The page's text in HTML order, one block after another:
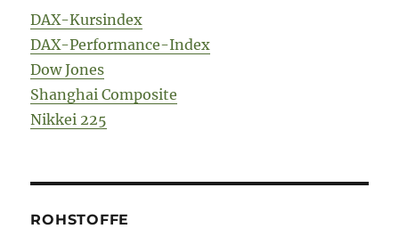
DAX-Kursindex
DAX-Performance-Index
Dow Jones
Shanghai Composite
Nikkei 225
ROHSTOFFE